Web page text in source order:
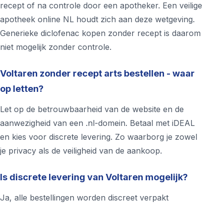
recept of na controle door een apotheker. Een veilige
apotheek online NL houdt zich aan deze wetgeving.
Generieke diclofenac kopen zonder recept is daarom
niet mogelijk zonder controle.
Voltaren zonder recept arts bestellen - waar
op letten?
Let op de betrouwbaarheid van de website en de
aanwezigheid van een .nl-domein. Betaal met iDEAL
en kies voor discrete levering. Zo waarborg je zowel
je privacy als de veiligheid van de aankoop.
Is discrete levering van Voltaren mogelijk?
Ja, alle bestellingen worden discreet verpakt